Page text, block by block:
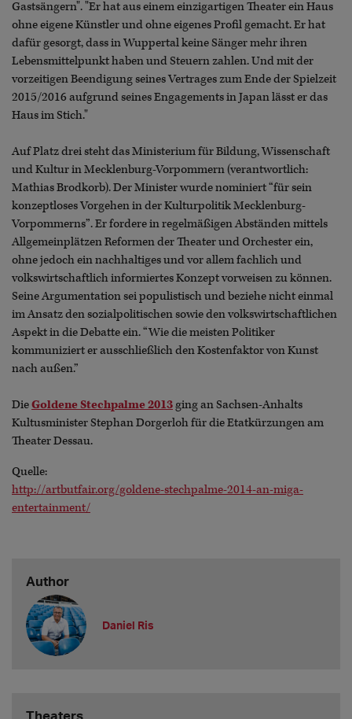
Gastsängern". "Er hat aus einem einzigartigen Theater ein Haus
ohne eigene Künstler und ohne eigenes Profil gemacht. Er hat
dafür gesorgt, dass in Wuppertal keine Sänger mehr ihren
Lebensmittelpunkt haben und Steuern zahlen. Und mit der
vorzeitigen Beendigung seines Vertrages zum Ende der Spielzeit
2015/2016 aufgrund seines Engagements in Japan lässt er das
Haus im Stich."
Auf Platz drei steht das Ministerium für Bildung, Wissenschaft
und Kultur in Mecklenburg-Vorpommern (verantwortlich:
Mathias Brodkorb). Der Minister wurde nominiert “für sein
konzeptloses Vorgehen in der Kulturpolitik Mecklenburg-
Vorpommerns”. Er fordere in regelmäßigen Abständen mittels
Allgemeinplätzen Reformen der Theater und Orchester ein,
ohne jedoch ein nachhaltiges und vor allem fachlich und
volkswirtschaftlich informiertes Konzept vorweisen zu können.
Seine Argumentation sei populistisch und beziehe nicht einmal
im Ansatz den sozialpolitischen sowie den volkswirtschaftlichen
Aspekt in die Debatte ein. “Wie die meisten Politiker
kommuniziert er ausschließlich den Kostenfaktor von Kunst
nach außen.”
DieGoldene Stechpalme 2013ging an Sachsen-Anhalts
Kultusminister Stephan Dorgerloh für die Etatkürzungen am
Theater Dessau.
Quelle:
http://artbutfair.org/goldene-stechpalme-2014-an-miga-
entertainment/
Author
Daniel Ris
Theaters